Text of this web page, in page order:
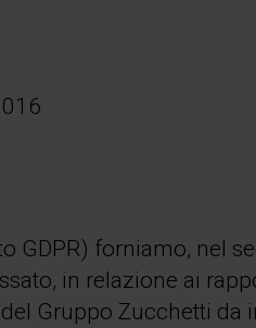
GDPR) forniamo, nel
in relazione ai
Gruppo Zucchetti da